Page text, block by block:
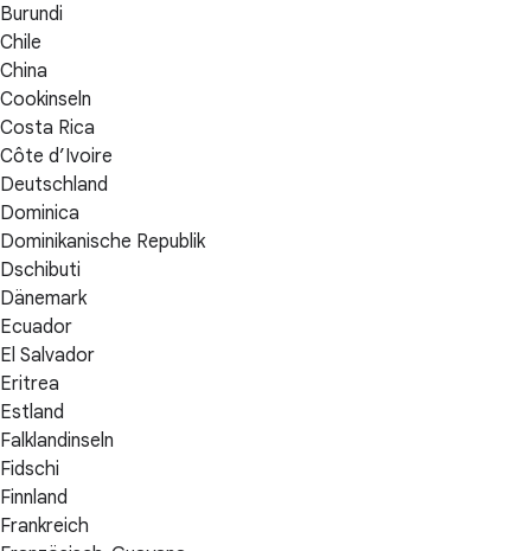
Burundi
Chile
China
Cookinseln
Costa Rica
Côte d’Ivoire
Deutschland
Dominica
Dominikanische Republik
Dschibuti
Dänemark
Ecuador
El Salvador
Eritrea
Estland
Falklandinseln
Fidschi
Finnland
Frankreich